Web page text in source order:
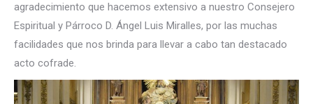
agradecimiento que hacemos extensivo a nuestro Consejero
Espiritual y Párroco D. Ángel Luis Miralles, por las muchas
facilidades que nos brinda para llevar a cabo tan destacado
acto cofrade.